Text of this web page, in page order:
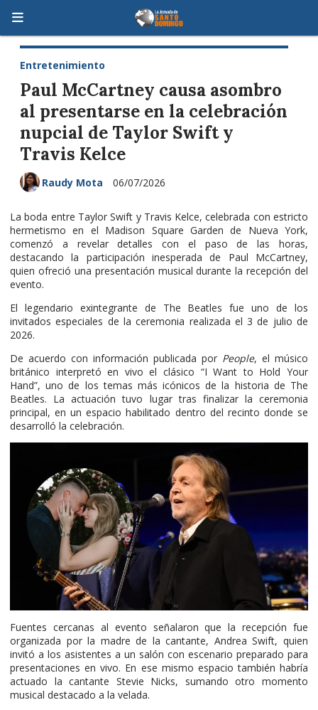
Paul McCartney causa asombro
al presentarse en la celebración
nupcial de Taylor Swift y
Travis Kelce
Entretenimiento
06/07/2026
Raudy Mota
La boda entre Taylor Swift y Travis Kelce, celebrada con estricto
hermetismo en el Madison Square Garden de Nueva York,
comenzó a revelar detalles con el paso de las horas,
destacando la participación inesperada de Paul McCartney,
quien ofreció una presentación musical durante la recepción del
evento.
El legendario exintegrante de The Beatles fue uno de los
invitados especiales de la ceremonia realizada el 3 de julio de
2026.
De acuerdo con información publicada por People, el músico
británico interpretó en vivo el clásico “I Want to Hold Your
Hand”, uno de los temas más icónicos de la historia de The
Beatles. La actuación tuvo lugar tras finalizar la ceremonia
principal, en un espacio habilitado dentro del recinto donde se
desarrolló la celebración.
Fuentes cercanas al evento señalaron que la recepción fue
organizada por la madre de la cantante, Andrea Swift, quien
invitó a los asistentes a un salón con escenario preparado para
presentaciones en vivo. En ese mismo espacio también habría
actuado la cantante Stevie Nicks, sumando otro momento
musical destacado a la velada.